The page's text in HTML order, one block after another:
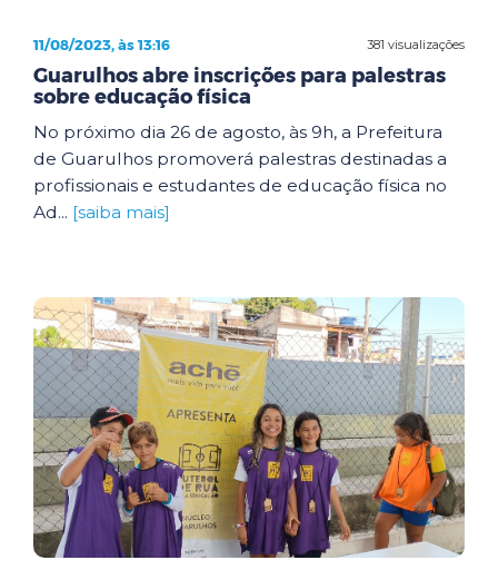
381 visualizações
11/08/2023, às 13:16
Guarulhos abre inscrições para palestras
sobre educação física
No próximo dia 26 de agosto, às 9h, a Prefeitura
de Guarulhos promoverá palestras destinadas a
profissionais e estudantes de educação física no
Ad... [saiba mais]